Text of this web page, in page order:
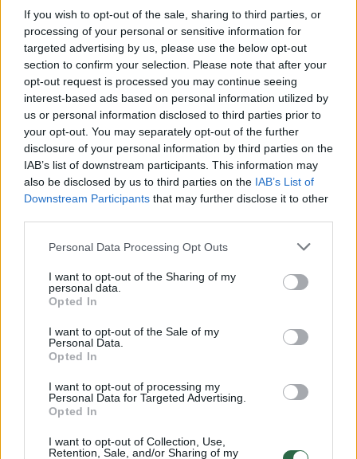
If you wish to opt-out of the sale, sharing to third parties, or
processing of your personal or sensitive information for
targeted advertising by us, please use the below opt-out
section to confirm your selection. Please note that after your
opt-out request is processed you may continue seeing
interest-based ads based on personal information utilized by
us or personal information disclosed to third parties prior to
your opt-out. You may separately opt-out of the further
disclosure of your personal information by third parties on the
IAB’s list of downstream participants. This information may
also be disclosed by us to third parties on the IAB’s List of
Downstream Participants that may further disclose it to other
Personal Data Processing Opt Outs
I want to opt-out of the Sharing of my
personal data.
Opted In
I want to opt-out of the Sale of my
Personal Data.
Opted In
I want to opt-out of processing my
Personal Data for Targeted Advertising.
Opted In
I want to opt-out of Collection, Use,
Retention, Sale, and/or Sharing of my
Žinios | Lietuvos diena
Visi įrašai
Žiūrimiausi įrašai
32 laipsnių šilumos
Žinios | Orai
Nufilmavo, kaip patvino Vilniaus Vakarinis aplinkkelis:
vaizdas pribloškia